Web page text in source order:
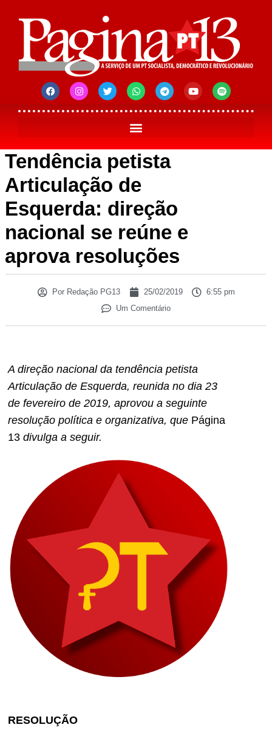
Tendência petista
Articulação de
Esquerda: direção
nacional se reúne e
aprova resoluções
PorRedação PG13 25/02/2019
6:55 pm
Um Comentário
A direção nacional da tendência petista
Articulação de Esquerda, reunida no dia 23
de fevereiro de 2019, aprovou a seguinte
resolução política e organizativa, que Página
13 divulga a seguir.
RESOLUÇÃO